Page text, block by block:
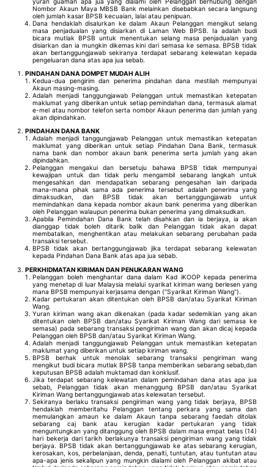
Nombor Akaun Maya MBSB Bank melainkan disebabkan secara langsung
oleh jumlah kasar BPSB kecuaian, lalai atau penipuan.
Dana hendaklah disalurkan ke dalam Akaun Pelanggan mengikut selang
masa penjadualan yang disiarkan di Laman Web BPSB. Ia adalah budi
bicara mutlak BPSB untuk menentukan selang masa penjadualan yang
disiarkan dan ia mungkin dikemas kini dari semasa ke semasa. BPSB tidak
akan bertanggungjawab sekiranya terdapat sebarang kelewatan kepada
pengeluaran dana atas apa jua sebab.
PINDAHAN DANA DOMPET MUDAH ALIH
Kedua-dua pengirim dan penerima pindahan dana mestilah mempunyai
Akaun masing-masing.
Adalah menjadi tanggungjawab Pelanggan untuk memastikan ketepatan
maklumat yang diberikan untuk setiap pemindahan dana, termasuk alamat
e-mel atau nombor telefon serta nombor Akaun penerima dan jumlah yang
akan dipindahkan.
PINDAHAN DANA BANK
Adalah menjadi tanggungjawab Pelanggan untuk memastikan ketepatan
maklumat yang diberikan untuk setiap Pindahan Dana Bank, termasuk
nama bank dan nombor akaun bank penerima serta jumlah yang akan
dipindahkan.
Pelanggan mengakui dan bersetuju bahawa BPSB tidak mempunyai
kewajipan untuk dan tidak perlu mengambil sebarang langkah untuk
mengesahkan dan mendapatkan sebarang pengesahan lain daripada
mana-mana pihak sama ada penerima tersebut adalah penerima yang
dimaksudkan, dan BPSB tidak akan bertanggungjawab untuk
memindahkan dana kepada nombor akaun bank penerima yang diberikan
oleh Pelanggan walaupun penerima bukan penerima yang dimaksudkan.
Apabila Pemindahan Dana Bank telah disahkan dan ia berjaya, ia akan
dianggap tidak boleh ditarik balik dan Pelanggan tidak akan dapat
membatalkan, menghentikan atau melakukan sebarang perubahan pada
transaksi tersebut.
BPSB tidak akan bertanggungjawab jika terdapat sebarang kelewatan
kepada Pindahan Dana Bank atas apa jua sebab.
PERKHIDMATAN KIRIMAN DAN PENUKARAN WANG
Pelanggan boleh menghantar dana dalam Kad iKOOP kepada penerima
yang menetap di luar Malaysia melalui syarikat kiriman wang berlesen yang
mana BPSB mempunyai kerjasama dengan (“Syarikat Kiriman Wang”).
Kadar pertukaran akan ditentukan oleh BPSB dan/atau Syarikat Kiriman
Wang.
Yuran kiriman wang akan dikenakan (pada kadar sedemikian yang akan
ditentukan oleh BPSB dan/atau Syarikat Kiriman Wang dari semasa ke
semasa) pada sebarang transaksi pengiriman wang dan akan dicaj kepada
Pelanggan oleh BPSB dan/atau Syarikat Kiriman Wang.
Adalah menjadi tanggungjawab Pelanggan untuk memastikan ketepatan
maklumat yang diberikan untuk setiap kiriman wang.
BPSB berhak untuk menolak sebarang transaksi pengiriman wang
mengikut budi bicara mutlak BPSB tanpa memberikan sebarang sebab,dan
keputusan BPSB adalah muktamad dan konklusif.
Jika terdapat sebarang kelewatan dalam pemindahan dana atas apa jua
sebab, Pelanggan tidak akan menanggung BPSB dan/atau Syarikat
Kiriman Wang bertanggungjawab atas kelewatan tersebut.
Sekiranya berlaku transaksi pengiriman wang yang tidak berjaya, BPSB
hendaklah memberitahu Pelanggan tentang perkara yang sama dan
memulangkan amaun ke dalam Akaun tanpa sebarang faedah ditolak
sebarang caj bank atau kerugian kadar pertukaran yang tidak
menguntungkan yang ditanggung oleh BPSB dalam masa empat belas (14)
hari bekerja dari tarikh berlakunya transaksi pengiriman wang yang tidak
berjaya. BPSB tidak akan bertanggungjawab ke atas sebarang kerugian,
kerosakan, kos, perbelanjaan, denda, penalti, tuntutan, atau tuntutan atau
apa-apa jenis sekalipun yang mungkin dialami oleh Pelanggan akibat atau